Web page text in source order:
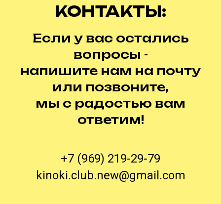
КОНТАКТЫ:
Если у вас остались
вопросы -
напишите нам на почту
или позвоните,
мы с радостью вам
ответим!
+7 (969) 219-29-79
kinoki.club.new@gmail.com